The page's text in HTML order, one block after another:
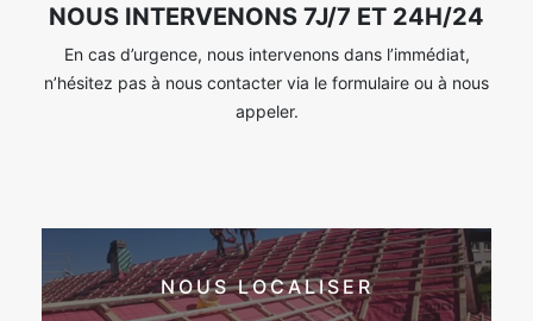
NOUS INTERVENONS 7J/7 ET 24H/24
En cas d’urgence, nous intervenons dans l’immédiat,
n’hésitez pas à nous contacter via le formulaire ou à nous
appeler.
NOUS LOCALISER